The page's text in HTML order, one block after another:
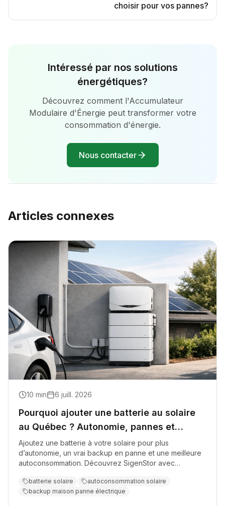
choisir pour vos pannes?
Intéressé par nos solutions
énergétiques?
Découvrez comment l'Accumulateur
Modulaire d'Énergie peut transformer votre
consommation d'énergie.
Nous contacter
Articles connexes
10 min 6 juill. 2026
Pourquoi ajouter une batterie au solaire
au Québec ? Autonomie, pannes et
autoconsommation
Ajoutez une batterie à votre solaire pour plus
d’autonomie, un vrai backup en panne et une meilleure
autoconsommation. Découvrez SigenStor avec
batterie solaire
autoconsommation solaire
backup maison panne électrique